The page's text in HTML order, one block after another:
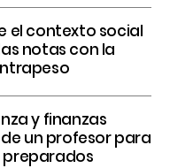
el contexto social
notas con la
y finanzas
un profesor para